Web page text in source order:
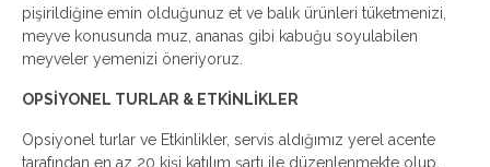
pişirildiğine emin olduğunuz et ve balık ürünleri tüketmenizi,
meyve konusunda muz, ananas gibi kabuğu soyulabilen
meyveler yemenizi öneriyoruz.
OPSİYONEL TURLAR & ETKİNLİKLER
Opsiyonel turlar ve Etkinlikler, servis aldığımız yerel acente
tarafından en az 20 kişi katılım şartı ile düzenlenmekte olup,